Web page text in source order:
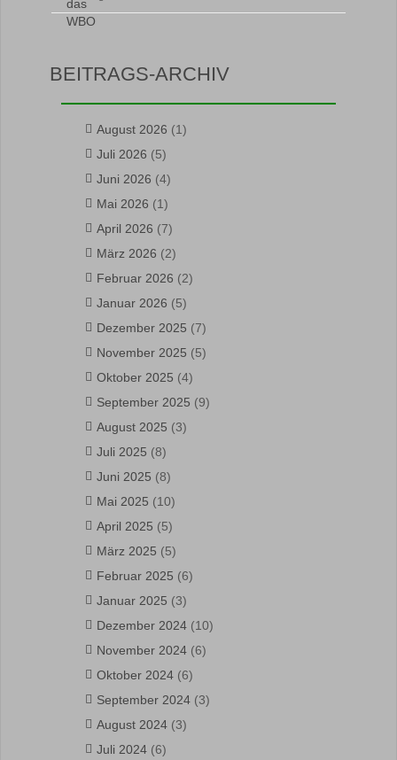
BEITRAGS-ARCHIV
August 2026 (1)
Juli 2026 (5)
Juni 2026 (4)
Mai 2026 (1)
April 2026 (7)
März 2026 (2)
Februar 2026 (2)
Januar 2026 (5)
Dezember 2025 (7)
November 2025 (5)
Oktober 2025 (4)
September 2025 (9)
August 2025 (3)
Juli 2025 (8)
Juni 2025 (8)
Mai 2025 (10)
April 2025 (5)
März 2025 (5)
Februar 2025 (6)
Januar 2025 (3)
Dezember 2024 (10)
November 2024 (6)
Oktober 2024 (6)
September 2024 (3)
August 2024 (3)
Juli 2024 (6)